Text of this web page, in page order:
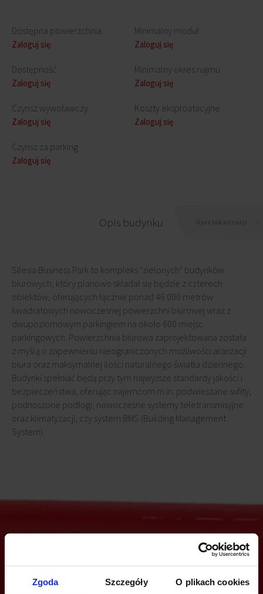
Zgoda Szczegóły O plikach cookies
Dostępna powierzchnia
Zaloguj się
Dostępność
Zaloguj się
Czynsz wywoławczy
Zaloguj się
Czynsz za parking
Zaloguj się
Minimalny moduł
Zaloguj się
Minimalny okres najmu
Zaloguj się
Koszty eksploatacyjne
Zaloguj się
Opis budynku
Silesia Business Park to kompleks "zielonych" budynków
biurowych, który planowo składał się będzie z czterech
obiektów, oferujących łącznie ponad 46 000 metrów
kwadratowych nowoczesnej powierzchni biurowej wraz z
dwupoziomowym parkingiem na około 600 miejsc
parkingowych. Powierzchnia biurowa zaprojektowana została
z myślą o zapewnieniu nieograniczonych możliwości aranżacji
biura oraz maksymalnej ilości naturalnego światła dziennego.
Budynki spełniać będą przy tym najwyższe standardy jakości i
bezpieczeństwa, oferując najemcom m.in. podwieszane sufity,
podnoszone podłogi, nowoczesne systemy teletransmisyjne
oraz klimatyzacji, czy system BMS (Building Management
System).
Jesteś zainteresowany tą ofertą?